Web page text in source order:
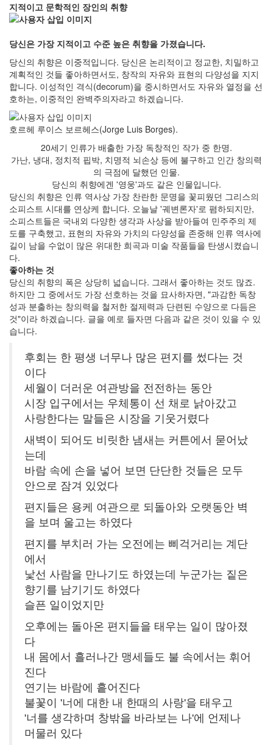
지적이고 문학적인 장인의 취향
당신은 가장 지적이고 수준 높은 취향을 가졌습니다.
당신의 취향은 이중적입니다. 당신은 논리적이고 정교한, 치밀하고
계획적인 것들 좋아하면서도, 창작의 자유와 표현의 다양성을 지지
합니다. 이성적인 격식(decorum)을 중시하면서도 자유와 열정을 선
호하는, 이중적인 완벽주의자라고 하겠습니다.
호르헤 루이스 보르헤스(Jorge Luis Borges).
20세기 인류가 배출한 가장 독창적인 작가 중 한명.
가난, 냉대, 정치적 핍박, 치명적 뇌손상 등에 불구하고 인간 창의력
의 극점에 달했던 인물.
당신의 취향에겐 '영웅'과도 같은 인물입니다.
당신의 취향은 인류 역사상 가장 찬란한 문명을 꽃피웠던 그리스의
소피스트 시대를 연상케 합니다. 오늘날 '궤변론자'로 폄하되지만,
소피스트들은 국내외 다양한 생각과 사상을 받아들여 민주주의 제
도를 구축했고, 표현의 자유와 가치의 다양성을 존중해 인류 역사에
길이 남을 수없이 많은 위대한 희곡과 미술 작품들을 탄생시켰습니
다.
좋아하는 것
당신의 취향의 폭은 상당히 넓습니다. 그래서 좋아하는 것도 많죠.
하지만 그 중에서도 가장 선호하는 것을 묘사하자면, "과감한 독창
성과 분출하는 창의력을 철저한 절제력과 단련된 수양으로 다듬은
것"이라 하겠습니다. 글을 예로 들자면 다음과 같은 것이 있을 수 있
습니다.
후회는 한 평생 너무나 많은 편지를 썼다는 것
이다
세월이 더러운 여관방을 전전하는 동안
시장 입구에서는 우체통이 선 채로 낡아갔고
사랑한다는 말들은 시장을 기웃거렸다
새벽이 되어도 비릿한 냄새는 커튼에서 묻어났
는데
바람 속에 손을 넣어 보면 단단한 것들은 모두
안으로 잠겨 있었다
편지들은 용케 여관으로 되돌아와 오랫동안 벽
을 보며 울고는 하였다
편지를 부치러 가는 오전에는 삐걱거리는 계단
에서
낯선 사람을 만나기도 하였는데 누군가는 짙은
향기를 남기기도 하였다
슬픈 일이었지만
오후에는 돌아온 편지들을 태우는 일이 많아졌
다
내 몸에서 흘러나간 맹세들도 불 속에서는 휘어
진다
연기는 바람에 흩어진다
불꽃이 '너에 대한 내 한때의 사랑'을 태우고
'너를 생각하며 창밖을 바라보는 나'에 언제나
머물러 있다